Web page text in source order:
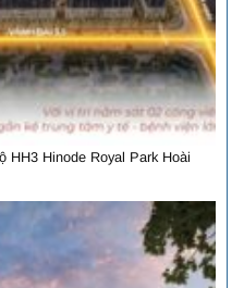
HH3 Hinode Royal Park Hoài